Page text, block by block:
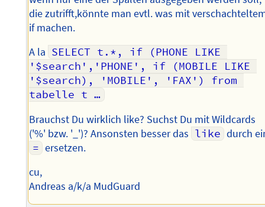
die zutrifft,könnte man evtl. was mit
if machen.
A la SELECT t.*, if (PHONE LIKE
'$search','PHONE', if (MOBILE LIKE
'$search), 'MOBILE', 'FAX') from
tabelle t …
Brauchst Du wirklich like? Suchst Du mit Wildcards
('%' bzw. '_')? Ansonsten besser das like durch
= ersetzen.
cu,
Andreas a/k/a MudGuard